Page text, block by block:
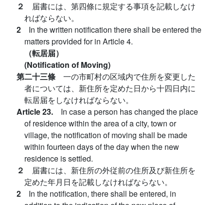
２ 届書には、第四條に規定する事項を記載しなけ
ればならない。
2 In the written notification there shall be entered the
matters provided for in Article 4.
（転居届）
(Notification of Moving)
第二十三條 一の市町村の区域内で住所を変更した
者については、新住所を定めた日から十四日内に
転居届をしなければならない。
Article 23. In case a person has changed the place
of residence within the area of a city, town or
village, the notification of moving shall be made
within fourteen days of the day when the new
residence is settled.
２ 届書には、新住所の外従前の住所及び新住所を
定めた年月日を記載しなければならない。
2 In the notification, there shall be entered, in